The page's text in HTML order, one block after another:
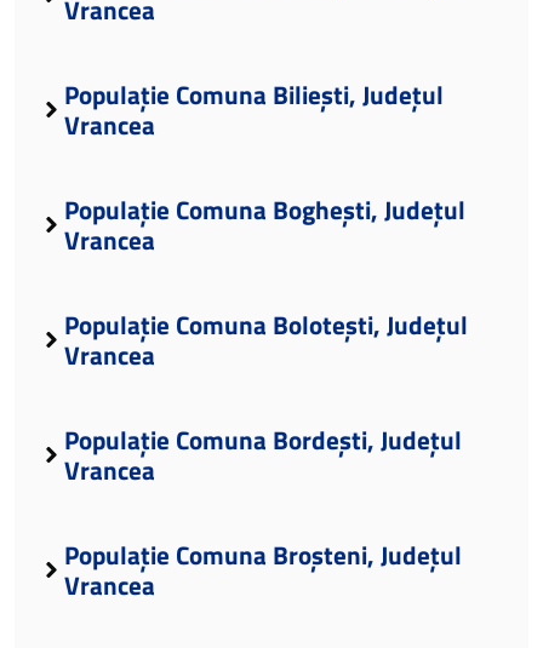
Vrancea
Populație Comuna Biliești, Județul
Vrancea
Populație Comuna Boghești, Județul
Vrancea
Populație Comuna Bolotești, Județul
Vrancea
Populație Comuna Bordești, Județul
Vrancea
Populație Comuna Broșteni, Județul
Vrancea